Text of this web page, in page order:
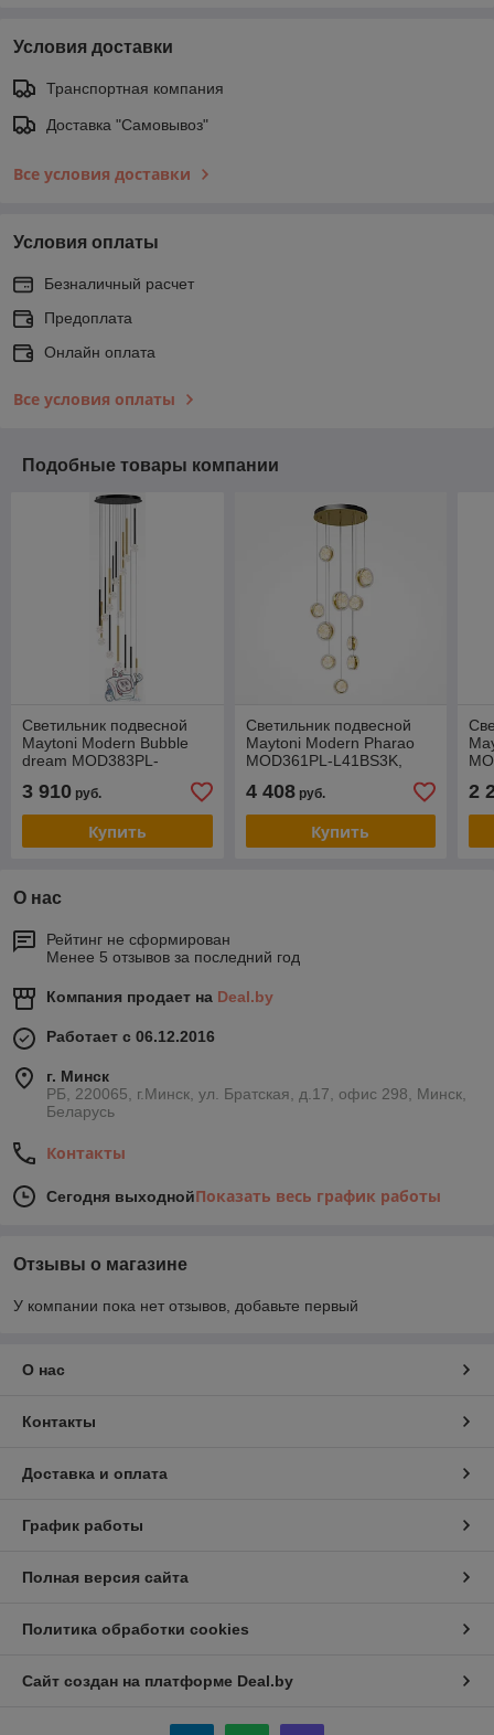
Условия доставки
Транспортная компания
Доставка "Самовывоз"
Все условия доставки
Условия оплаты
Безналичный расчет
Предоплата
Онлайн оплата
Все условия оплаты
Подобные товары компании
Светильник подвесной
Maytoni Modern Bubble
dream MOD383PL-
L40BBS3K, IP20, черный
и латунь, прозрачный
3 910 руб.
Купить
Светильник подвесной
Maytoni Modern Pharao
MOD361PL-L41BS3K,
4 408руб.
Купить
2
О нас
Рейтинг не сформирован
Менее 5 отзывов за последний год
Компания продает на Deal.by
Работает с 06.12.2016
г. Минск
РБ, 220065, г.Минск, ул. Братская, д.17, офис 298, Минск,
Беларусь
Контакты
Сегодня выходнойПоказать весь график работы
Отзывы о магазине
У компании пока нет отзывов, добавьте первый
О нас
Контакты
Доставка и оплата
График работы
Полная версия сайта
Политика обработки cookies
Сайт создан на платформе Deal.by